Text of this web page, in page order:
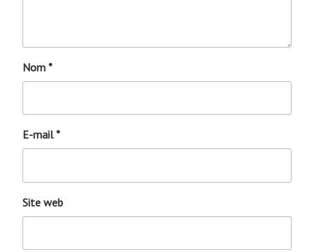
Nom *
E-mail*
Site web